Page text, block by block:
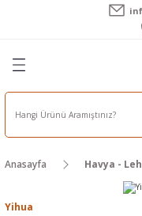
Cihazları
Teli - Pasta
Anasayfa Havya -
Yihua